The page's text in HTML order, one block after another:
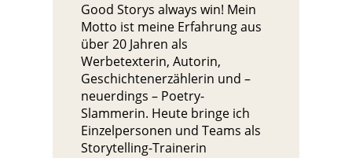
Good Storys always win! Mein
Motto ist meine Erfahrung aus
über 20 Jahren als
Werbetexterin, Autorin,
Geschichtenerzählerin und –
neuerdings – Poetry-
Slammerin. Heute bringe ich
Einzelpersonen und Teams als
Storytelling-Trainerin